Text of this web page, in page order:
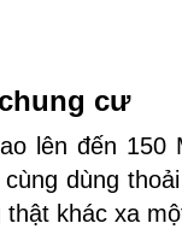
cư
lên đến 150
dùng
khác xa